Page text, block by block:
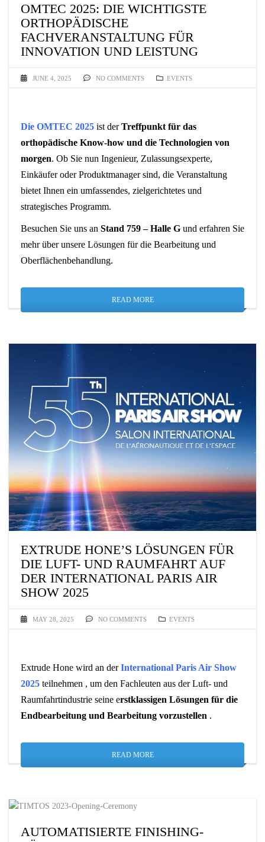
OMTEC 2025: DIE WICHTIGSTE
ORTHOPÄDISCHE
FACHVERANSTALTUNG FÜR
INNOVATION UND LEISTUNG
JUNE 4, 2025 NO COMMENTS EVENTS
Die OMTEC 2025 ist derTreffpunkt für das
orthopädische Know-how und die Technologien von
morgen. Ob Sie nun Ingenieur, Zulassungsexperte,
Einkäufer oder Produktmanager sind, die Veranstaltung
bietet Ihnen ein umfassendes, zielgerichtetes und
strategisches Programm.
Besuchen Sie uns an Stand 759 – Halle G und erfahren Sie
mehr über unsere Lösungen für die Bearbeitung und
Oberflächenbehandlung.
READ MORE
EXTRUDE HONE’S LÖSUNGEN FÜR
DIE LUFT- UND RAUMFAHRT AUF
DER INTERNATIONAL PARIS AIR
SHOW 2025
MAY 28, 2025 NO COMMENTS EVENTS
Extrude Hone wird an derInternational Paris Air Show
2025 teilnehmen , um den Fachleuten aus der Luft- und
Raumfahrtindustrie seine erstklassigen Lösungen für die
Endbearbeitung und Bearbeitung vorzustellen .
READ MORE
AUTOMATISIERTE FINISHING-